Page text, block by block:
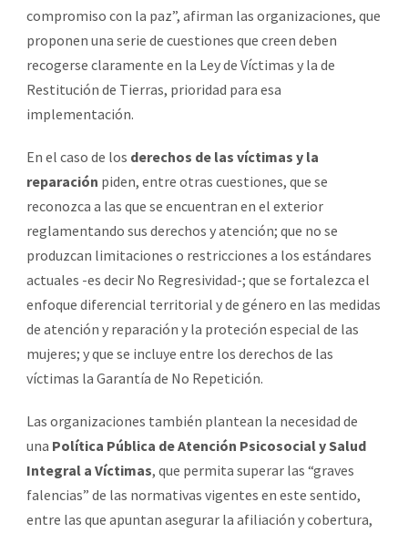
compromiso con la paz”, afirman las organizaciones, que
proponen una serie de cuestiones que creen deben
recogerse claramente en la Ley de Víctimas y la de
Restitución de Tierras, prioridad para esa
implementación.
En el caso de los derechos de las víctimas y la
reparación piden, entre otras cuestiones, que se
reconozca a las que se encuentran en el exterior
reglamentando sus derechos y atención; que no se
produzcan limitaciones o restricciones a los estándares
actuales -es decir No Regresividad-; que se fortalezca el
enfoque diferencial territorial y de género en las medidas
de atención y reparación y la proteción especial de las
mujeres; y que se incluye entre los derechos de las
víctimas la Garantía de No Repetición.
Las organizaciones también plantean la necesidad de
una Política Pública de Atención Psicosocial y Salud
Integral a Víctimas, que permita superar las “graves
falencias” de las normativas vigentes en este sentido,
entre las que apuntan asegurar la afiliación y cobertura,